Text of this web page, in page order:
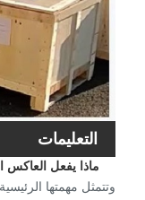
التعليمات
ماذا يفعل العاكس
وتتمثل مهمتها